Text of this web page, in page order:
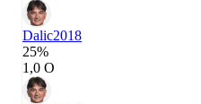
Dalic2018
25%
1,0 О